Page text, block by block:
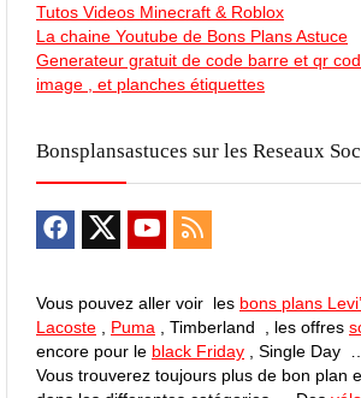
Tutos Videos Minecraft & Roblox
La chaine Youtube de Bons Plans Astuce
Generateur gratuit de code barre et qr
image , et planches étiquettes
Bonsplansastuces sur les Reseaux
Vous pouvez aller voir les bons plans
Lacoste
Puma , Timberland , les offres
encore pour le black Friday , Single Day …
Vous trouverez toujours plus de bon plan